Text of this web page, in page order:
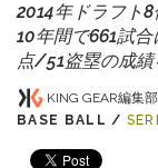
2014年ドラフト8
10年間で661試
点/51盗塁の成
KING GEAR編集部
BASE BALL /